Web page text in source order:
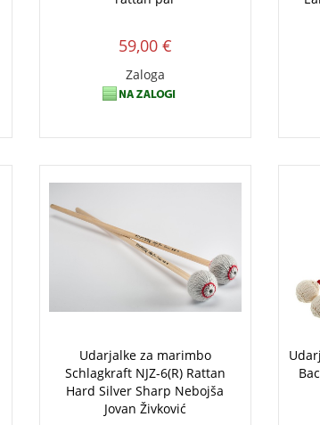
59,00 €
Zaloga
Udarjalke za marimbo
Schlagkraft NJZ-6(R) Rattan
Hard Silver Sharp Nebojša
Jovan Živković